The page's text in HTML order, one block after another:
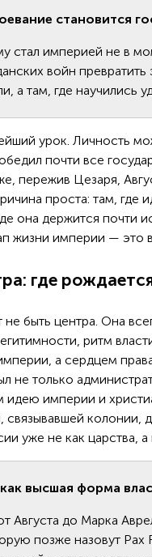
становится
стал империей не в
войн
а там, где научились
урок. Личность
почти все
пережив Цезаря,
проста: там, где
она держится почти
жизни империи — это
где
быть центра. Она
ритм
а сердцем
не только
идею империи и
связывавшей
уже не как царства,
высшая форма
Августа до Марка
позже назовут